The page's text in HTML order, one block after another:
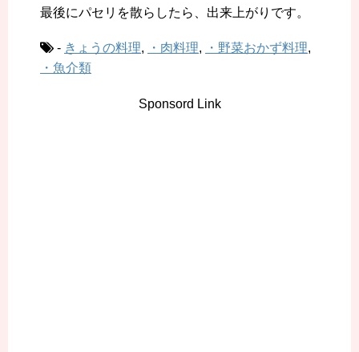
最後にパセリを散らしたら、出来上がりです。
- きょうの料理, ・肉料理, ・野菜おかず料理,
・魚介類
Sponsord Link